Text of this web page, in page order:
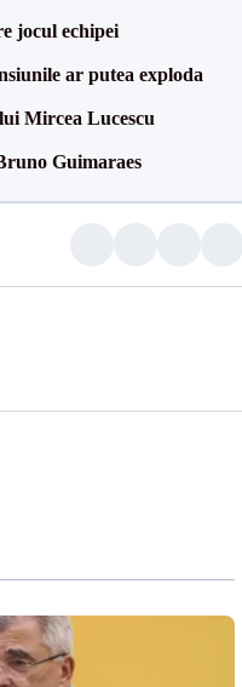
jocul echipei
ar putea exploda
Mircea Lucescu
Guimaraes